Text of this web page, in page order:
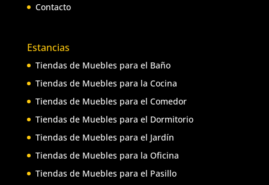
Contacto
Estancias
Tiendas de Muebles para el Baño
Tiendas de Muebles para la Cocina
Tiendas de Muebles para el Comedor
Tiendas de Muebles para el Dormitorio
Tiendas de Muebles para el Jardín
Tiendas de Muebles para la Oficina
Tiendas de Muebles para el Pasillo